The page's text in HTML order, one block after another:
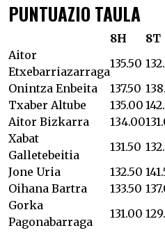
PUNTUAZIO TAULA
8H 8T
Aitor
Etxebarriazarraga
135.50
Onintza Enbeita
137.50
Txaber Altube
135.00
Aitor Bizkarra
134.00
Xabat
Galletebeitia
131.50
Jone Uria
132.50
Oihana Bartra
133.50
Gorka
Pagonabarraga
131.00